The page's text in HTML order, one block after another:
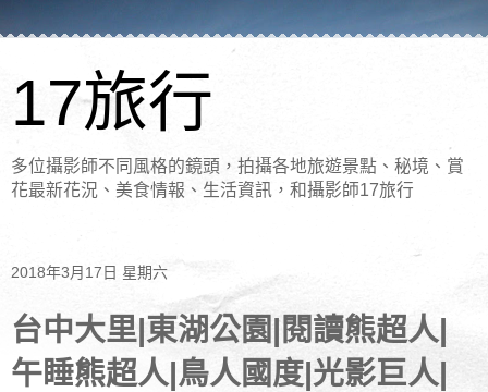
17旅行
多位攝影師不同風格的鏡頭，拍攝各地旅遊景點、秘境、賞
花最新花況、美食情報、生活資訊，和攝影師17旅行
2018年3月17日 星期六
台中大里|東湖公園|閱讀熊超人|
午睡熊超人|鳥人國度|光影巨人|